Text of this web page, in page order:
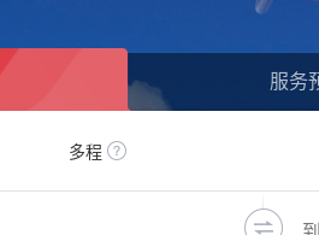
服务
多程